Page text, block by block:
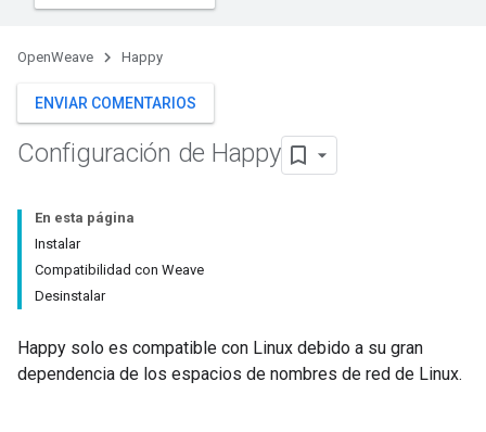
OpenWeave Happy
ENVIAR COMENTARIOS
Configuración de Happy
En esta página
Instalar
Compatibilidad con Weave
Desinstalar
Happy solo es compatible con Linux debido a su gran
dependencia de los espacios de nombres de red de Linux.